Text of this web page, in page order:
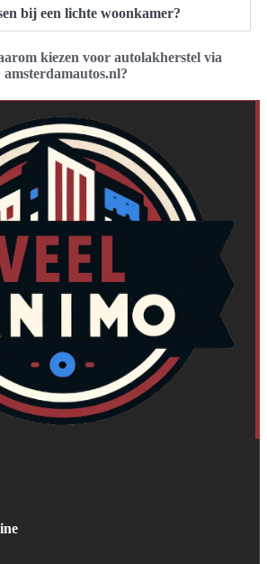
bij een lichte woonkamer?
kiezen voor autolakherstel via
amsterdamautos.nl?